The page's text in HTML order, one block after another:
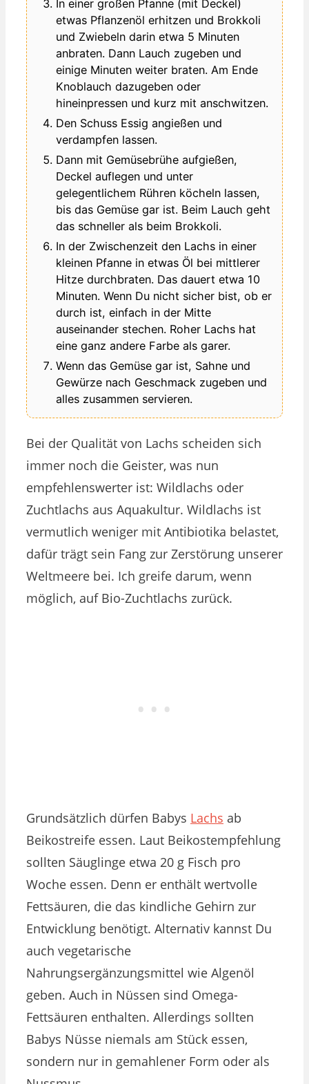
In einer großen Pfanne (mit Deckel)
etwas Pflanzenöl erhitzen und Brokkoli
und Zwiebeln darin etwa 5 Minuten
anbraten. Dann Lauch zugeben und
einige Minuten weiter braten. Am Ende
Knoblauch dazugeben oder
hineinpressen und kurz mit anschwitzen.
Den Schuss Essig angießen und
verdampfen lassen.
Dann mit Gemüsebrühe aufgießen,
Deckel auflegen und unter
gelegentlichem Rühren köcheln lassen,
bis das Gemüse gar ist. Beim Lauch geht
das schneller als beim Brokkoli.
In der Zwischenzeit den Lachs in einer
kleinen Pfanne in etwas Öl bei mittlerer
Hitze durchbraten. Das dauert etwa 10
Minuten. Wenn Du nicht sicher bist, ob er
durch ist, einfach in der Mitte
auseinander stechen. Roher Lachs hat
eine ganz andere Farbe als garer.
Wenn das Gemüse gar ist, Sahne und
Gewürze nach Geschmack zugeben und
alles zusammen servieren.
Bei der Qualität von Lachs scheiden sich
immer noch die Geister, was nun
empfehlenswerter ist: Wildlachs oder
Zuchtlachs aus Aquakultur. Wildlachs ist
vermutlich weniger mit Antibiotika belastet,
dafür trägt sein Fang zur Zerstörung unserer
Weltmeere bei. Ich greife darum, wenn
möglich, auf Bio-Zuchtlachs zurück.
Grundsätzlich dürfen Babys Lachs ab
Beikostreife essen. Laut Beikostempfehlung
sollten Säuglinge etwa 20 g Fisch pro
Woche essen. Denn er enthält wertvolle
Fettsäuren, die das kindliche Gehirn zur
Entwicklung benötigt. Alternativ kannst Du
auch vegetarische
Nahrungsergänzungsmittel wie Algenöl
geben. Auch in Nüssen sind Omega-
Fettsäuren enthalten. Allerdings sollten
Babys Nüsse niemals am Stück essen,
sondern nur in gemahlener Form oder als